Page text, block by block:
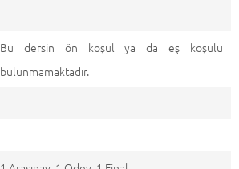
Bu dersin ön koşul ya da eş koşulu
bulunmamaktadır.